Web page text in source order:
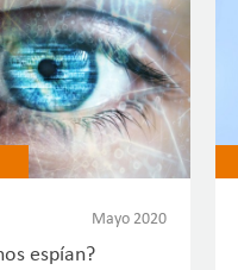
Mayo 2020
espían?